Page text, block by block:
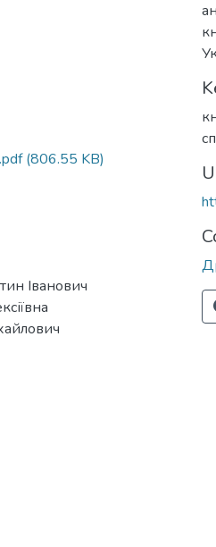
(806.55 KB)
Іванович